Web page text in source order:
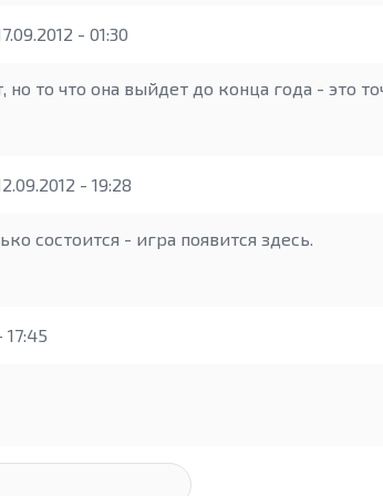
- 01:30
то что она выйдет до конца года - это
- 19:28
состоится - игра появится здесь.
17:45